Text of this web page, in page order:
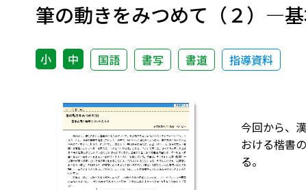
筆の動きをみつめて（２）―
小 中 国語 書写 書道 指導資料
今回から、
おける楷書
る。